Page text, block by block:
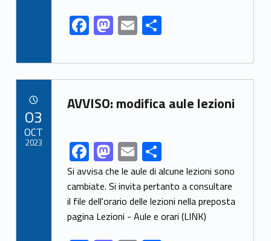
F
ac
e
b
o
k
M
as
to
d
o
E
m
ai
l
S
h
ar
e
Link identifier archive #link-archive-54890
AVVISO: modifica aule lezioni
Link identifier share facebook archive #share-link-archive-75392F
ac
e
b
o
M
as
to
d
o
E
m
ai
l
S
h
ar
e
Si avvisa che le aule di alcune lezioni sono
cambiate. Si invita pertanto a consultare
il file dell'orario delle lezioni nella preposta
pagina Lezioni - Aule e orari (LINK)
03
OCT
2023